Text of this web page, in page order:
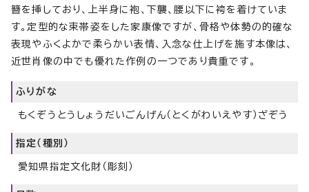
簪を挿しており、上半身に袍、下襲、腰以下に袴を着けていま
す。定型的な束帯姿をした家康像ですが、骨格や体勢の的確な
表現やふくよかで柔らかい表情、入念な仕上げを施す本像は、
近世肖像の中でも優れた作例の一つであり貴重です。
ふりがな
もくぞうとうしょうだいごんげん（とくがわいえやす）ざぞう
指定（種別）
愛知県指定文化財（彫刻）